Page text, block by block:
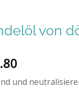
von
und